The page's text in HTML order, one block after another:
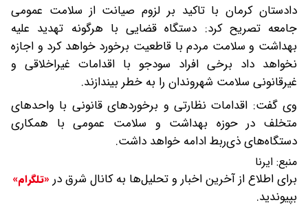
دادستان کرمان با تاکید بر لزوم صیانت از سلامت عمومی
جامعه تصریح کرد: دستگاه قضایی با هرگونه تهدید علیه
بهداشت و سلامت مردم با قاطعیت برخورد خواهد کرد و اجازه
نخواهد داد برخی افراد سودجو با اقدامات غیراخلاقی و
غیرقانونی سلامت شهروندان را به خطر بیندازند.
وی گفت: اقدامات نظارتی و برخوردهای قانونی با واحدهای
متخلف در حوزه بهداشت و سلامت عمومی با همکاری
دستگاه‌های ذی‌ربط ادامه خواهد داشت.
منبع: ایرنا
برای اطلاع از آخرین اخبار و تحلیل‌ها به کانال شرق در «تلگرام»
بپیوندید.